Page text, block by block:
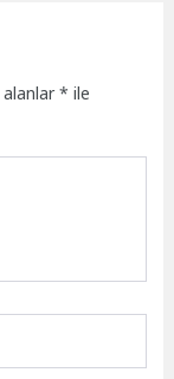
alanlar* ile